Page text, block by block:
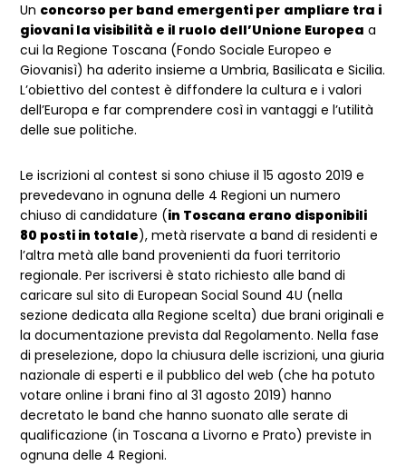
Un concorso per band emergenti per ampliare tra i
giovani la visibilità e il ruolo dell’Unione Europea a
cui la Regione Toscana (Fondo Sociale Europeo e
Giovanisì) ha aderito insieme a Umbria, Basilicata e Sicilia.
L’obiettivo del contest è diffondere la cultura e i valori
dell’Europa e far comprendere così in vantaggi e l’utilità
delle sue politiche.
Le iscrizioni al contest si sono chiuse il 15 agosto 2019 e
prevedevano in ognuna delle 4 Regioni un numero
chiuso di candidature (in Toscana erano disponibili
80 posti in totale), metà riservate a band di residenti e
l’altra metà alle band provenienti da fuori territorio
regionale. Per iscriversi è stato richiesto alle band di
caricare sul sito di European Social Sound 4U (nella
sezione dedicata alla Regione scelta) due brani originali e
la documentazione prevista dal Regolamento. Nella fase
di preselezione, dopo la chiusura delle iscrizioni, una giuria
nazionale di esperti e il pubblico del web (che ha potuto
votare online i brani fino al 31 agosto 2019) hanno
decretato le band che hanno suonato alle serate di
qualificazione (in Toscana a Livorno e Prato) previste in
ognuna delle 4 Regioni.